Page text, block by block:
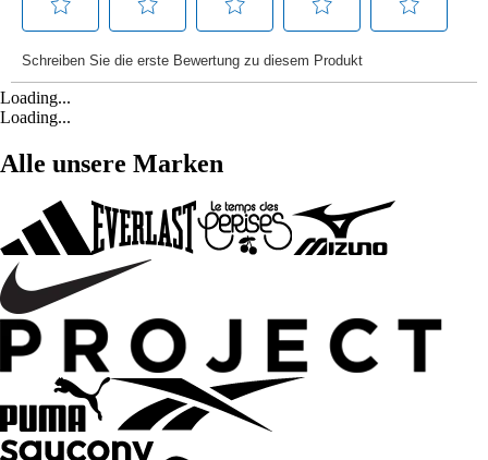
Loading...
Loading...
Alle unsere Marken